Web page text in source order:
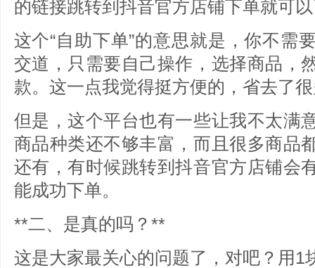
的链接跳转到抖音官方店铺下单就可
这个“自助下单”的意思就是，你不需
交道，只需要自己操作，选择商品，
款。这一点我觉得挺方便的，省去了
但是，这个平台也有一些让我不太满
商品种类还不够丰富，而且很多商品
还有，有时候跳转到抖音官方店铺会
能成功下单。
**二、是真的吗？**
这是大家最关心的问题了，对吧？用1